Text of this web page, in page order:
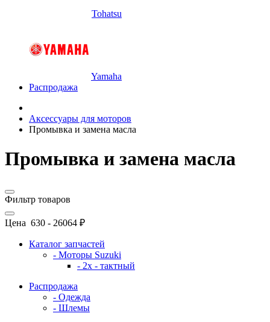
Tohatsu
Yamaha
Распродажа
Аксессуары для моторов
Промывка и замена масла
Промывка и замена масла
Фильтр товаров
Цена 630 - 26064 ₽
Каталог запчастей
- Моторы Suzuki
- 2x - тактный
Распродажа
- Одежда
- Шлемы